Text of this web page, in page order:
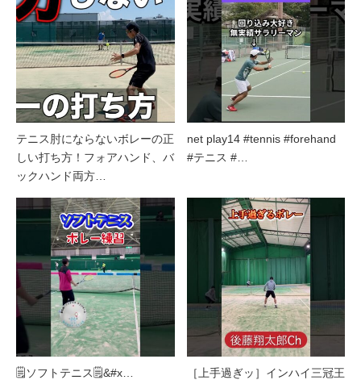
テニス肘にならないボレーの正
しい打ち方！フォアハンド、バ
ックハンド両方…
net play14 #tennis #forehand
#テニス #…
🗒️ソフトテニス🗒&#x…
［上手過ぎッ］インハイ三冠王